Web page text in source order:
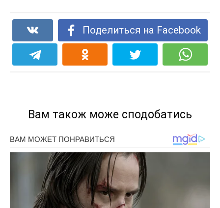
Поделиться на Facebook
Вам також може сподобатись